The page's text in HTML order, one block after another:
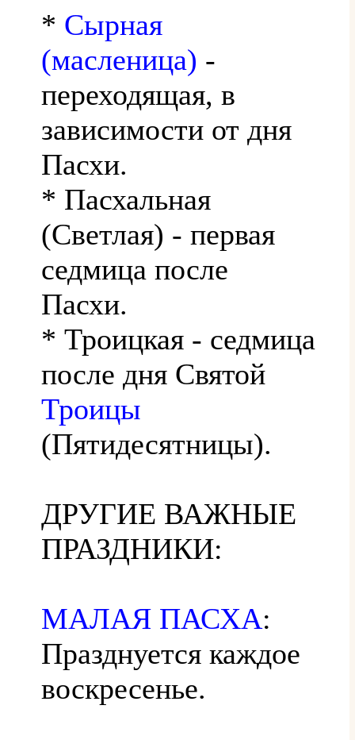
* Сырная
(масленица) -
переходящая, в
зависимости от дня
Пасхи.
* Пасхальная
(Светлая) - первая
седмица после
Пасхи.
* Троицкая - седмица
после дня Святой
Троицы
(Пятидесятницы).
ДРУГИЕ ВАЖНЫЕ
ПРАЗДНИКИ:
МАЛАЯ ПАСХА:
Празднуется каждое
воскресенье.